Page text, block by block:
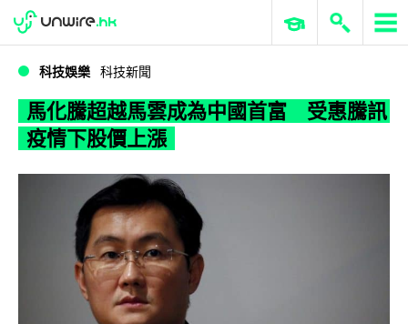
WWDC 2026 ERP 與商業 AI
科技娛樂 科技新聞
馬化騰超越馬雲成為中國首富 受惠騰訊
疫情下股價上漲